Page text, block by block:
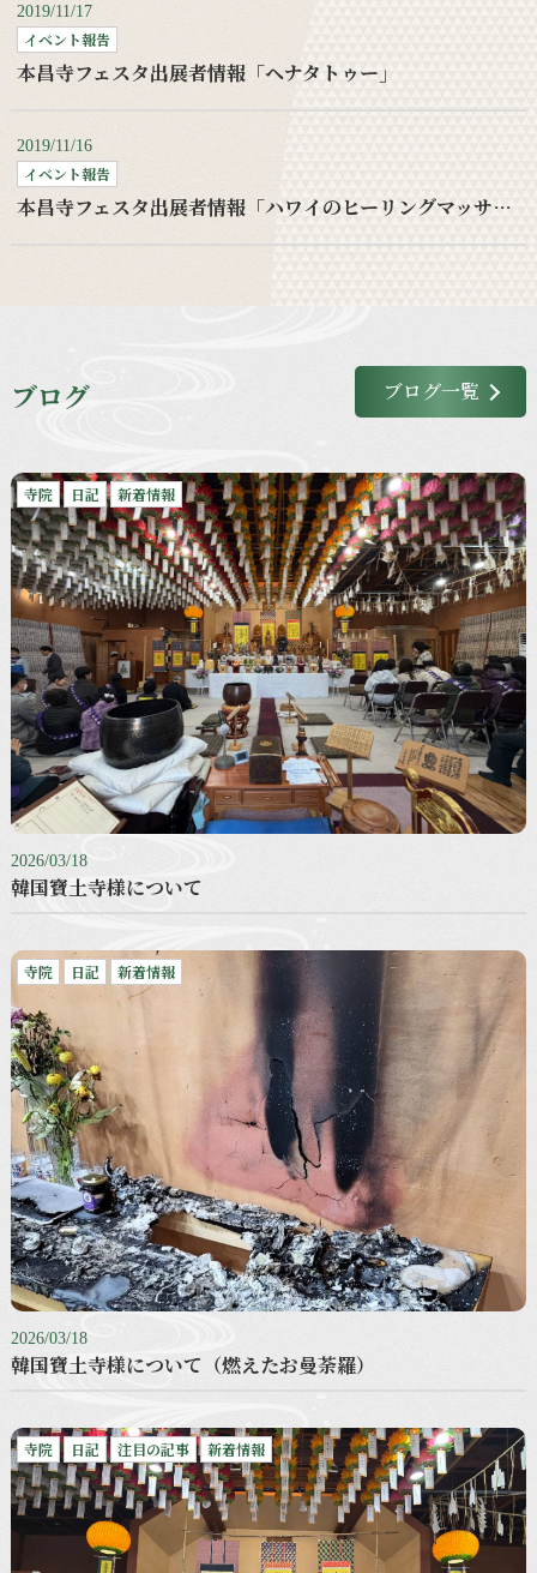
2019/11/17
イベント報告
本昌寺フェスタ出展者情報「ヘナタトゥー」
2019/11/16
イベント報告
本昌寺フェスタ出展者情報「ハワイのヒーリングマッサージ」
ブログ ブログ一覧
寺院 日記 新着情報
2026/03/18
韓国寶土寺様について
寺院 日記 新着情報
2026/03/18
韓国寶土寺様について（燃えたお曼荼羅）
寺院 日記 注目の記事 新着情報